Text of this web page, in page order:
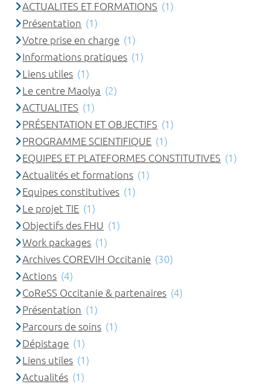
ACTUALITES ET FORMATIONS (1)
Présentation (1)
Votre prise en charge (1)
Informations pratiques (1)
Liens utiles (1)
Le centre Maolya (2)
ACTUALITES (1)
PRÉSENTATION ET OBJECTIFS (1)
PROGRAMME SCIENTIFIQUE (1)
EQUIPES ET PLATEFORMES CONSTITUTIVES (1)
Actualités et formations (1)
Equipes constitutives (1)
Le projet TIE (1)
Objectifs des FHU (1)
Work packages (1)
Archives COREVIH Occitanie (30)
Actions (4)
CoReSS Occitanie & partenaires (4)
Présentation (1)
Parcours de soins (1)
Dépistage (1)
Liens utiles (1)
Actualités (1)